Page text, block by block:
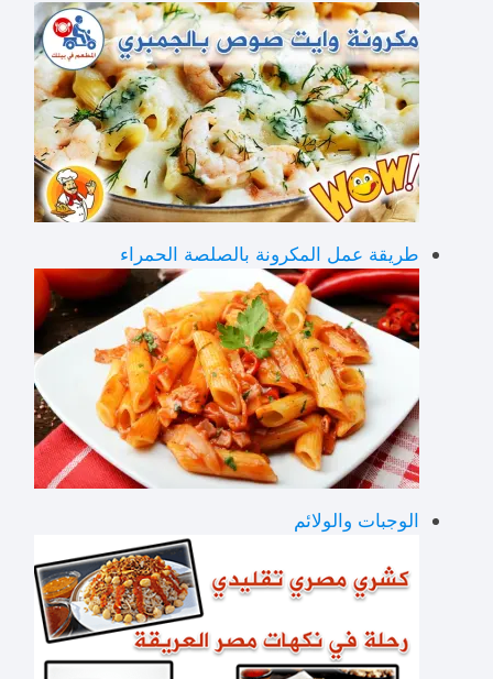
طريقة عمل المكرونة بالصلصة الحمراء
الوجبات والولائم